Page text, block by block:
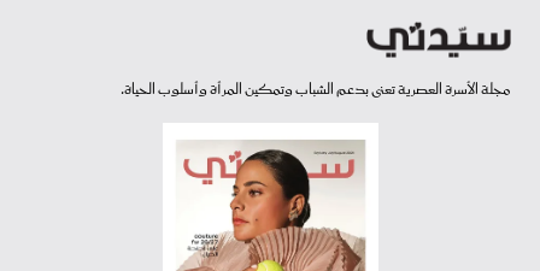
مجلة الأسرة العصرية تعنى بدعم الشباب وتمكين المرأة وأسلوب الحياة.